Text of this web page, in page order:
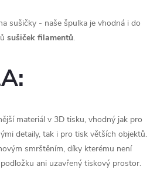
sušičky - naše špulka je vhodná i do
sušiček filamentů.
materiál v 3D tisku, vhodný jak pro
detaily, tak i pro tisk větších objektů.
smrštěním, díky kterému není
ani uzavřený tiskový prostor.